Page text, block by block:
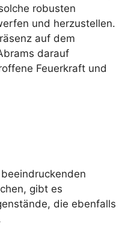
robusten
und herzustellen.
auf dem
darauf
Feuerkraft und
gibt es
die ebenfalls